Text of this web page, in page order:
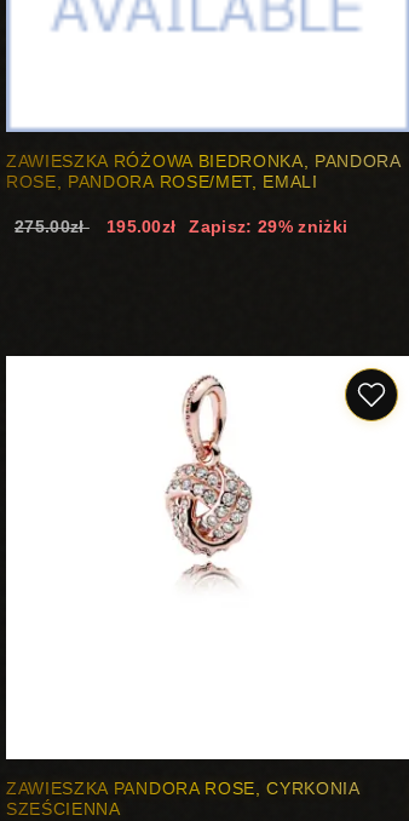
ZAWIESZKA RÓŻOWA BIEDRONKA, PANDORA
ROSE, PANDORA ROSE/MET, EMALI
275.00zł 195.00zł Zapisz: 29% zniżki
ZAWIESZKA PANDORA ROSE, CYRKONIA
SZEŚCIENNA